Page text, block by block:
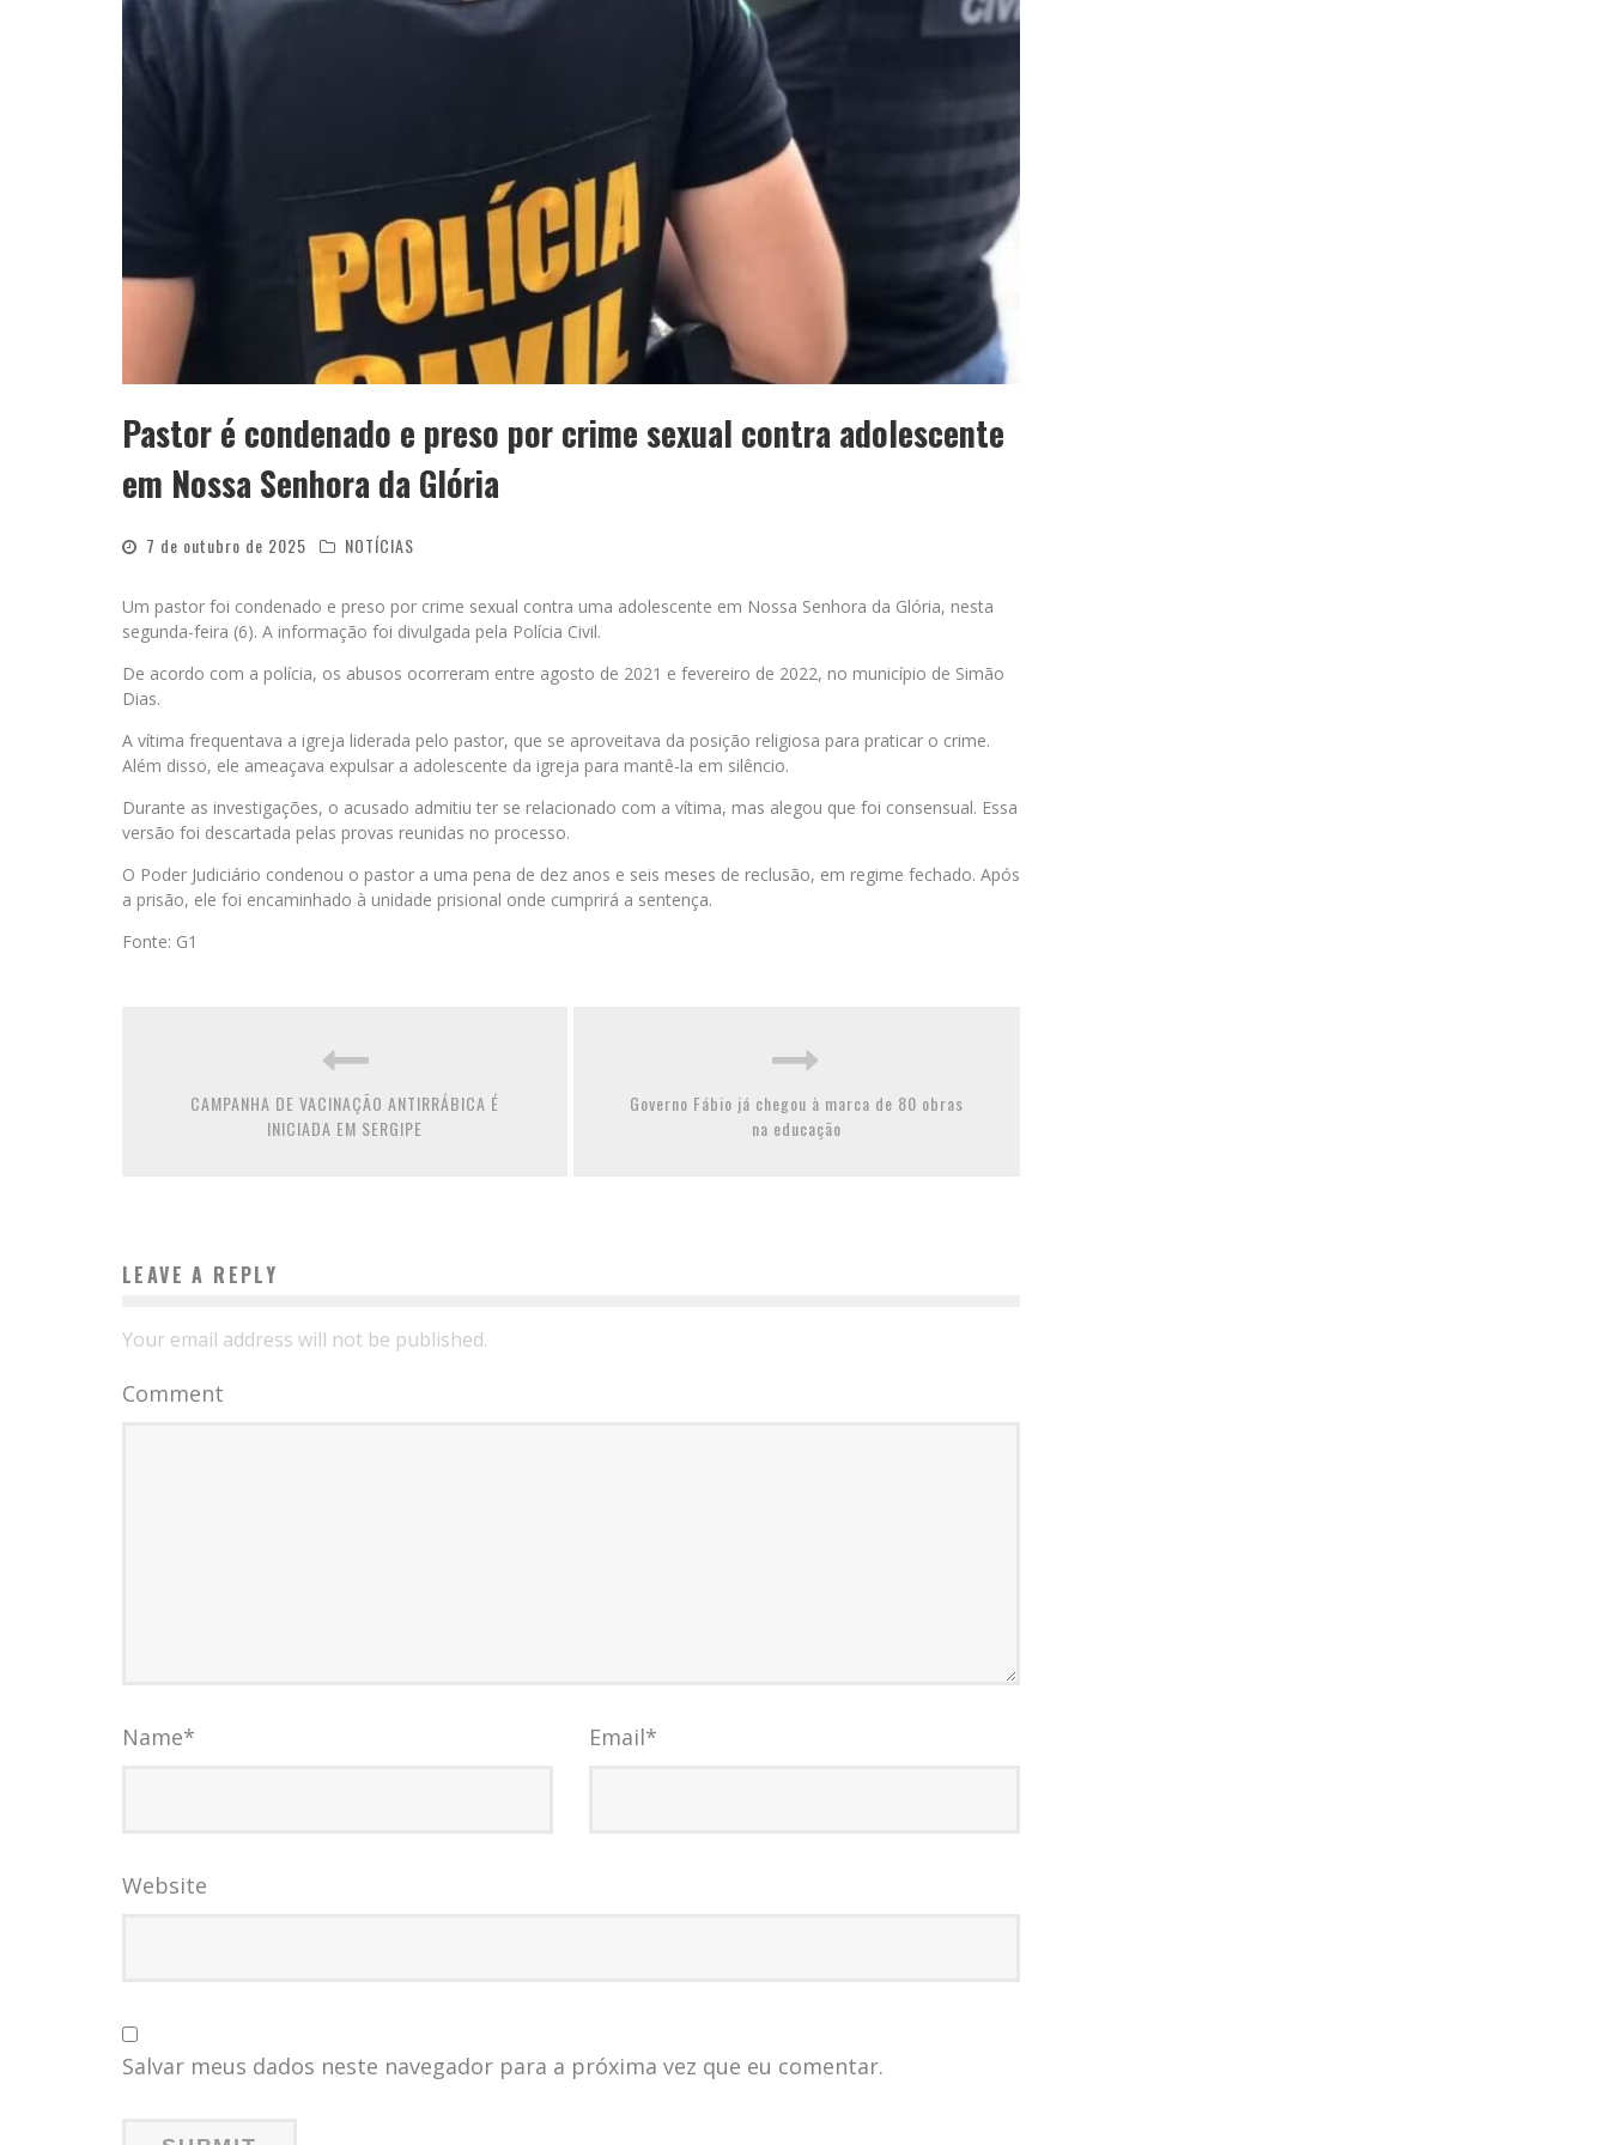
Pastor é condenado e preso por crime sexual contra adolescente
em Nossa Senhora da Glória
7 de outubro de 2025 NOTÍCIAS
Um pastor foi condenado e preso por crime sexual contra uma adolescente em Nossa Senhora da Glória, nesta
segunda-feira (6). A informação foi divulgada pela Polícia Civil.
De acordo com a polícia, os abusos ocorreram entre agosto de 2021 e fevereiro de 2022, no município de Simão
Dias.
A vítima frequentava a igreja liderada pelo pastor, que se aproveitava da posição religiosa para praticar o crime.
Além disso, ele ameaçava expulsar a adolescente da igreja para mantê-la em silêncio.
Durante as investigações, o acusado admitiu ter se relacionado com a vítima, mas alegou que foi consensual. Essa
versão foi descartada pelas provas reunidas no processo.
O Poder Judiciário condenou o pastor a uma pena de dez anos e seis meses de reclusão, em regime fechado. Após
a prisão, ele foi encaminhado à unidade prisional onde cumprirá a sentença.
Fonte: G1
CAMPANHA DE VACINAÇÃO ANTIRRÁBICA É
INICIADA EM SERGIPE
Governo Fábio já chegou à marca de 80 obras
na educação
LEAVE A REPLY
Your email address will not be published.
Comment
Name* Email*
Website
Salvar meus dados neste navegador para a próxima vez que eu comentar.